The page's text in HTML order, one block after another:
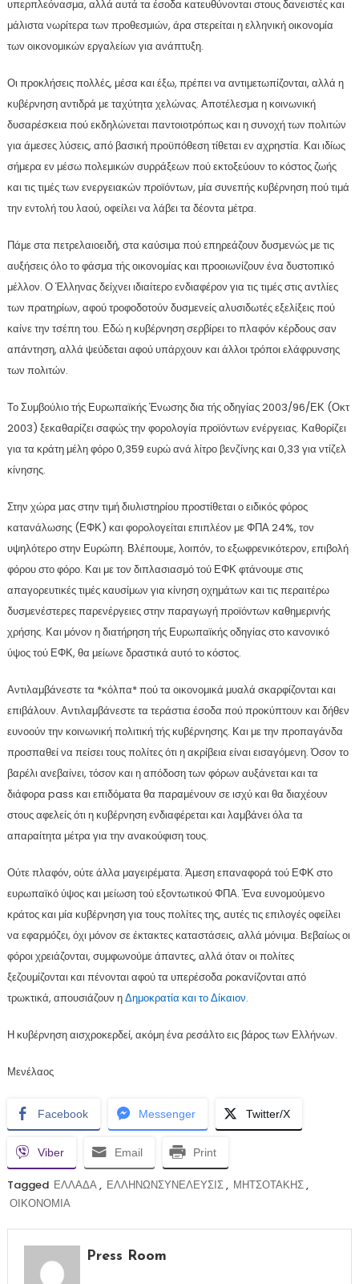
υπερπλεόνασμα, αλλά αυτά τα έσοδα κατευθύνονται στους δανειστές και
μάλιστα νωρίτερα των προθεσμιών, άρα στερείται η ελληνική οικονομία
των οικονομικών εργαλείων για ανάπτυξη.
Οι προκλήσεις πολλές, μέσα και έξω, πρέπει να αντιμετωπίζονται, αλλά η
κυβέρνηση αντιδρά με ταχύτητα χελώνας. Αποτέλεσμα η κοινωνική
δυσαρέσκεια πού εκδηλώνεται παντοιοτρόπως και η συνοχή των πολιτών
για άμεσες λύσεις, από βασική προϋπόθεση τίθεται εν αχρηστία. Και ιδίως
σήμερα εν μέσω πολεμικών συρράξεων πού εκτοξεύουν το κόστος ζωής
και τις τιμές των ενεργειακών προϊόντων, μία συνεπής κυβέρνηση πού τιμά
την εντολή του λαού, οφείλει να λάβει τα δέοντα μέτρα.
Πάμε στα πετρελαιοειδή, στα καύσιμα πού επηρεάζουν δυσμενώς με τις
αυξήσεις όλο το φάσμα τής οικονομίας και προοιωνίζουν ένα δυστοπικό
μέλλον. Ο Έλληνας δείχνει ιδιαίτερο ενδιαφέρον για τις τιμές στις αντλίες
των πρατηρίων, αφού τροφοδοτούν δυσμενείς αλυσιδωτές εξελίξεις πού
καίνε την τσέπη του. Εδώ η κυβέρνηση σερβίρει το πλαφόν κέρδους σαν
απάντηση, αλλά ψεύδεται αφού υπάρχουν και άλλοι τρόποι ελάφρυνσης
των πολιτών.
Το Συμβούλιο τής Ευρωπαϊκής Ένωσης δια τής οδηγίας 2003/96/ΕΚ (Οκτ
2003) ξεκαθαρίζει σαφώς την φορολογία προϊόντων ενέργειας. Καθορίζει
για τα κράτη μέλη φόρο 0,359 ευρώ ανά λίτρο βενζίνης και 0,33 για ντίζελ
κίνησης.
Στην χώρα μας στην τιμή διυλιστηρίου προστίθεται ο ειδικός φόρος
κατανάλωσης (ΕΦΚ) και φορολογείται επιπλέον με ΦΠΑ 24%, τον
υψηλότερο στην Ευρώπη. Βλέπουμε, λοιπόν, το εξωφρενικότερον, επιβολή
φόρου στο φόρο. Και με τον διπλασιασμό τού ΕΦΚ φτάνουμε στις
απαγορευτικές τιμές καυσίμων για κίνηση οχημάτων και τις περαιτέρω
δυσμενέστερες παρενέργειες στην παραγωγή προϊόντων καθημερινής
χρήσης. Και μόνον η διατήρηση τής Ευρωπαϊκής οδηγίας στο κανονικό
ύψος τού ΕΦΚ, θα μείωνε δραστικά αυτό το κόστος.
Αντιλαμβάνεστε τα *κόλπα* πού τα οικονομικά μυαλά σκαρφίζονται και
επιβάλουν. Αντιλαμβάνεστε τα τεράστια έσοδα πού προκύπτουν και δήθεν
ευνοούν την κοινωνική πολιτική τής κυβέρνησης. Και με την προπαγάνδα
προσπαθεί να πείσει τους πολίτες ότι η ακρίβεια είναι εισαγόμενη. Όσον το
βαρέλι ανεβαίνει, τόσον και η απόδοση των φόρων αυξάνεται και τα
διάφορα pass και επιδόματα θα παραμένουν σε ισχύ και θα διαχέουν
στους αφελείς ότι η κυβέρνηση ενδιαφέρεται και λαμβάνει όλα τα
απαραίτητα μέτρα για την ανακούφιση τους.
Ούτε πλαφόν, ούτε άλλα μαγειρέματα. Άμεση επαναφορά τού ΕΦΚ στο
ευρωπαϊκό ύψος και μείωση τού εξοντωτικού ΦΠΑ. Ένα ευνομούμενο
κράτος και μία κυβέρνηση για τους πολίτες της, αυτές τις επιλογές οφείλει
να εφαρμόζει, όχι μόνον σε έκτακτες καταστάσεις, αλλά μόνιμα. Βεβαίως οι
φόροι χρειάζονται, συμφωνούμε άπαντες, αλλά όταν οι πολίτες
ξεζουμίζονται και πένονται αφού τα υπερέσοδα ροκανίζονται από
τρωκτικά, απουσιάζουν ηΔημοκρατία και το Δίκαιον.
Η κυβέρνηση αισχροκερδεί, ακόμη ένα ρεσάλτο εις βάρος των Ελλήνων.
Μενέλαος
Facebook Messenger Twitter/X
Viber Email Print
Tagged ΕΛΛΑΔΑ, ΕΛΛΗΝΩΝΣΥΝΕΛΕΥΣΙΣ, ΜΗΤΣΟΤΑΚΗΣ,
ΟΙΚΟΝΟΜΙΑ
Press Room